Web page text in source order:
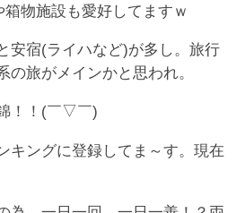
物施設も愛好してますｗ
安宿(ライハなど)が多し。旅行
の旅がメインかと思われ。
！！(￣▽￣)
キングに登録してま～す。現在